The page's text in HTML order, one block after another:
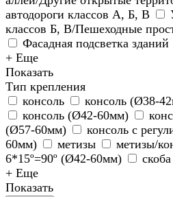
автодороги классов А, Б, В
классов Б, В/Пешеходные
Фасадная подсветка зданий
+ Еще
Показать
Тип крепления
консоль
консоль (Ø38-
консоль (Ø42-60мм)
(Ø57-60мм)
консоль с
60мм)
метизы
метизы/
6*15º=90º (Ø42-60мм)
скоба
+ Еще
Показать